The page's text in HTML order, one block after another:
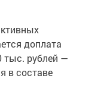
доплата
рублей —
в составе